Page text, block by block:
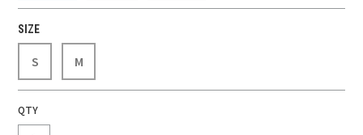
SIZE
S M
QTY